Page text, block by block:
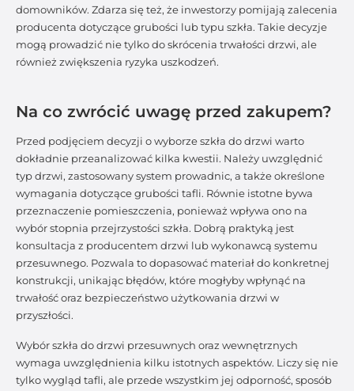
domowników. Zdarza się też, że inwestorzy pomijają zalecenia
producenta dotyczące grubości lub typu szkła. Takie decyzje
mogą prowadzić nie tylko do skrócenia trwałości drzwi, ale
również zwiększenia ryzyka uszkodzeń.
Na co zwrócić uwagę przed zakupem?
Przed podjęciem decyzji o wyborze szkła do drzwi warto
dokładnie przeanalizować kilka kwestii. Należy uwzględnić
typ drzwi, zastosowany system prowadnic, a także określone
wymagania dotyczące grubości tafli. Równie istotne bywa
przeznaczenie pomieszczenia, ponieważ wpływa ono na
wybór stopnia przejrzystości szkła. Dobrą praktyką jest
konsultacja z producentem drzwi lub wykonawcą systemu
przesuwnego. Pozwala to dopasować materiał do konkretnej
konstrukcji, unikając błędów, które mogłyby wpłynąć na
trwałość oraz bezpieczeństwo użytkowania drzwi w
przyszłości.
Wybór szkła do drzwi przesuwnych oraz wewnętrznych
wymaga uwzględnienia kilku istotnych aspektów. Liczy się nie
tylko wygląd tafli, ale przede wszystkim jej odporność, sposób